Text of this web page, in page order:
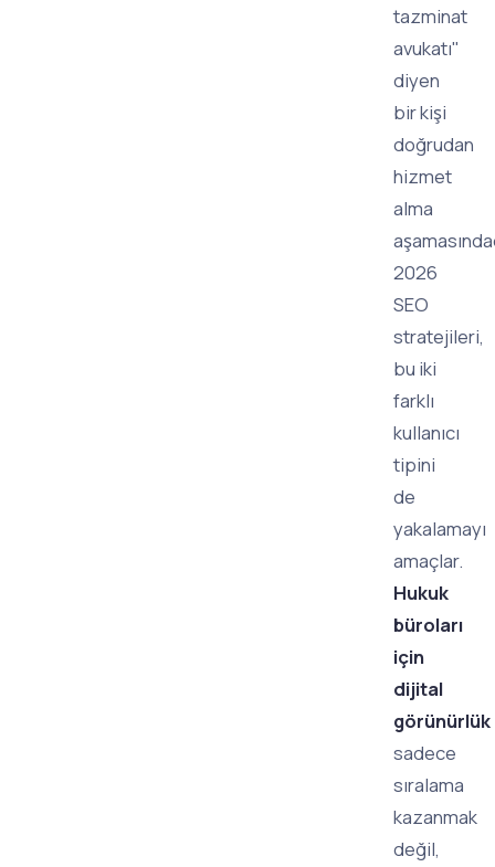
tazminat
avukatı"
diyen
bir kişi
doğrudan
hizmet
alma
2026
SEO
stratejileri,
bu iki
farklı
kullanıcı
tipini
de
yakalamayı
amaçlar.
Hukuk
büroları
için
dijital
görünürlük
sadece
sıralama
kazanmak
değil,